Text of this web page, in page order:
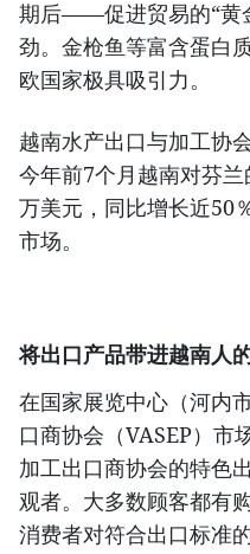
期后——促进贸易的“
劲。金枪鱼等富含蛋白
欧国家极具吸引力。
越南水产出口与加工协
今年前7个月越南对芬
万美元，同比增长近50
市场。
将出口产品带进越南人
在国家展览中心（河内
口商协会（VASEP）市
加工出口商协会的特色
观者。大多数顾客都有
消费者对符合出口标准